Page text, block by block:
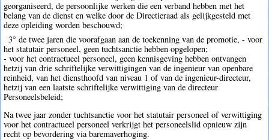
georganiseerd, de persoonlijke werken die een verband hebben met het
belang van de dienst en welke door de Directieraad als gelijkgesteld met
deze opleiding worden beschouwd;
3° de twee jaren die voorafgaan aan de toekenning van de promotie, - voor
het statutair personeel, geen tuchtsanctie hebben opgelopen;
- voor het contractueel personeel, geen kennisgeving hebben ontvangen
hetzij van drie schriftelijke verwittigingen van de ingenieur van openbare
reinheid, van het diensthoofd van niveau 1 of van de ingenieur-directeur,
hetzij van een laatste schriftelijke verwittiging van de directeur
Personeelsbeleid;
Na twee jaar zonder tuchtsanctie voor het statutair personeel of verwittiging
voor het contractueel personeel verkrijgt het personeelslid opnieuw zijn
recht op bevordering via baremaverhoging.